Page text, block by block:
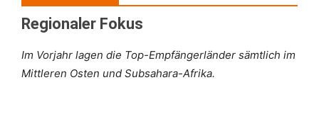
Regionaler Fokus
Im Vorjahr lagen die Top-Empfängerländer sämtlich im
Mittleren Osten und Subsahara-Afrika.